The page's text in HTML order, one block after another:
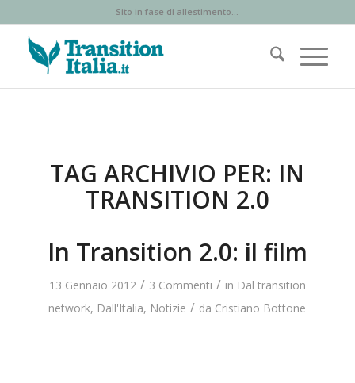
Sito in fase di allestimento...
TAG ARCHIVIO PER: IN
TRANSITION 2.0
In Transition 2.0: il film
13 Gennaio 2012 / 3 Commenti / in Dal transition
network, Dall'Italia, Notizie / da Cristiano Bottone